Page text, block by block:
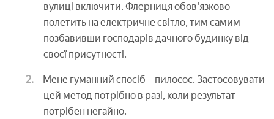
вулиці включити. Флерниця обов'язково
полетить на електричне світло, тим самим
позбавивши господарів дачного будинку від
своєї присутності.
Мене гуманний спосіб – пилосос. Застосовувати
цей метод потрібно в разі, коли результат
потрібен негайно.